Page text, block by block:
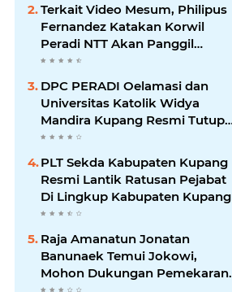
Terkait Video Mesum, Philipus
Fernandez Katakan Korwil
Peradi NTT Akan Panggil
Oknum Advokat
DPC PERADI Oelamasi dan
Universitas Katolik Widya
Mandira Kupang Resmi Tutup
PKPA Angkatan II
PLT Sekda Kabupaten Kupang
Resmi Lantik Ratusan Pejabat
Di Lingkup Kabupaten Kupang
Raja Amanatun Jonatan
Banunaek Temui Jokowi,
Mohon Dukungan Pemekaran